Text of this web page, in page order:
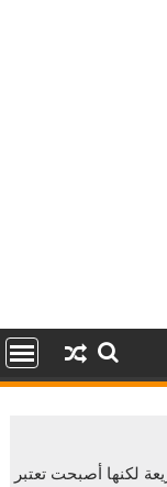
لكنها أصبحت تعتبر